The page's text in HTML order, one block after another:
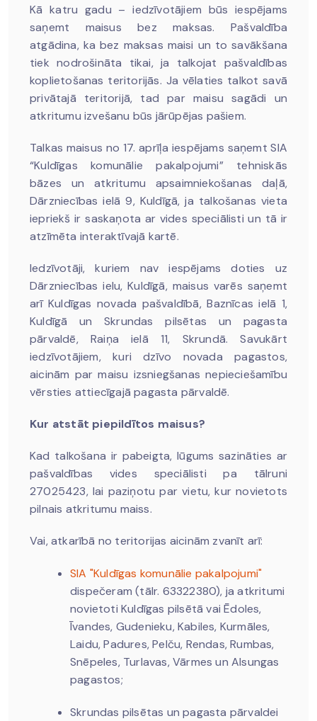
Kā katru gadu – iedzīvotājiem būs iespējams
saņemt maisus bez maksas. Pašvaldība
atgādina, ka bez maksas maisi un to savākšana
tiek nodrošināta tikai, ja talkojat pašvaldības
koplietošanas teritorijās. Ja vēlaties talkot savā
privātajā teritorijā, tad par maisu sagādi un
atkritumu izvešanu būs jārūpējas pašiem.
Talkas maisus no 17. aprīļa iespējams saņemt SIA
“Kuldīgas komunālie pakalpojumi” tehniskās
bāzes un atkritumu apsaimniekošanas daļā,
Dārzniecības ielā 9, Kuldīgā, ja talkošanas vieta
iepriekš ir saskaņota ar vides speciālisti un tā ir
atzīmēta interaktīvajā kartē.
Iedzīvotāji, kuriem nav iespējams doties uz
Dārzniecības ielu, Kuldīgā, maisus varēs saņemt
arī Kuldīgas novada pašvaldībā, Baznīcas ielā 1,
Kuldīgā un Skrundas pilsētas un pagasta
pārvaldē, Raiņa ielā 11, Skrundā. Savukārt
iedzīvotājiem, kuri dzīvo novada pagastos,
aicinām par maisu izsniegšanas nepieciešamību
vērsties attiecīgajā pagasta pārvaldē.
Kur atstāt piepildītos maisus?
Kad talkošana ir pabeigta, lūgums sazināties ar
pašvaldības vides speciālisti pa tālruni
27025423, lai paziņotu par vietu, kur novietots
pilnais atkritumu maiss.
Vai, atkarībā no teritorijas aicinām zvanīt arī:
SIA "Kuldīgas komunālie pakalpojumi"
dispečeram (tālr. 63322380), ja atkritumi
novietoti Kuldīgas pilsētā vai Ēdoles,
Īvandes, Gudenieku, Kabiles, Kurmāles,
Laidu, Padures, Pelču, Rendas, Rumbas,
Snēpeles, Turlavas, Vārmes un Alsungas
pagastos;
Skrundas pilsētas un pagasta pārvaldei